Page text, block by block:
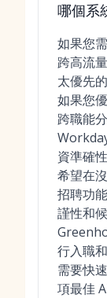
哪個系
如果您
跨高流
太優先
如果您
跨職能
資準確
希望在
招聘功
謹性和
行入職
需要快
項最佳